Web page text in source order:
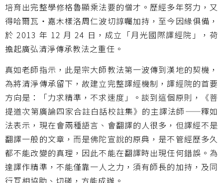
培育出完整學修格魯顯乘法要的僧才。歷經多年努力，又
得哈爾瓦・嘉木樣洛周仁波切諄囑加持，至今因緣俱備，
於 2013 年 12 月 24 日，成立「月光國際譯經院」，荷
擔起廣弘清淨傳承教法之重任。
真如老師指示，此是宗大師教法第一波傳到漢地的契機，
為將清淨傳承留下，故建立完整譯經機制，譯經院的首要
方向是：「力求精準，不求速度」。談到這個原則，《菩
提道次第廣論四家合註白話校註集》的主譯法師——釋如
法表示，現在會兩種語言、會翻譯的人很多，但譯經不是
翻譯一般的文章，而是佛陀宣說的原典，是不管經歷多久
都不能改變的真理，因此不能在翻譯時出現任何錯誤。為
達譯作精準，不能僅靠一人之力，須有師長的加持，及同